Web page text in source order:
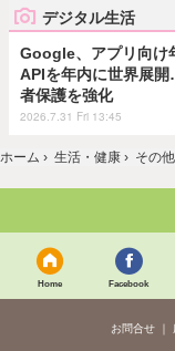
デジタル生活
Google、アプリ向け
APIを年内に世界展
者保護を強化
2026.7.31 Fri 13:45
ホーム › 生活・健康 › その他
Home Facebook
お問合せ